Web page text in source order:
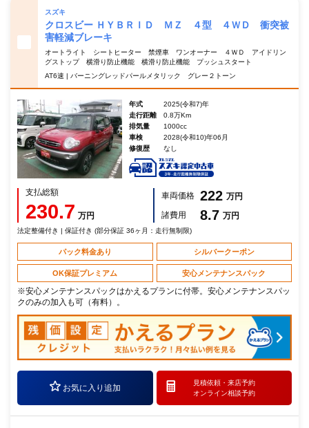
スズキ
クロスビー ＨＹＢＲＩＤ ＭＺ ４型 ４ＷＤ 衝突被
害軽減ブレーキ
オートライト シートヒーター 禁煙車 ワンオーナー ４ＷＤ アイドリン
グストップ 横滑り防止機能 横滑り防止機能 プッシュスタート
AT6速 | バーニングレッドパールメタリック グレー２トーン
年式
2025(令和7)年
走行距離
0.8万Km
排気量
1000cc
車検
2028(令和10)年06月
修復歴
なし
支払総額
230.7 万円
車両価格 222 万円
諸費用
8.7 万円
法定整備付き | 保証付き (部分保証 36ヶ月：走行無制限)
パック料金あり シルバークーポン
OK保証プレミアム 安心メンテナンスパック
※安心メンテナンスパックはかえるプランに付帯。安心メンテナンスパッ
クのみの加入も可（有料）。
お気に入り追加
見積依頼・ 来店予約
オンライン相談予約